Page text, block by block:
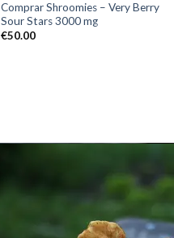
Comprar Shroomies – Very Berry
Sour Stars 3000 mg
€50.00